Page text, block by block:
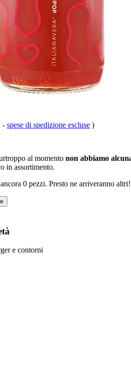
- spese di spedizione escluse )
al momento non abbiamo
in assortimento.
0 pezzi. Presto ne arriveranno
e contorni